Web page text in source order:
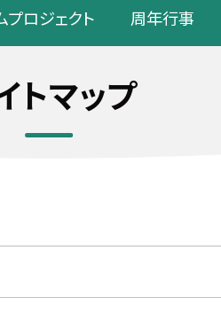
プロジェクト 周年行事
トマップ